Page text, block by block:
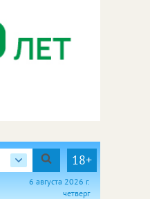
18+
6 августа 2026 г.
четверг